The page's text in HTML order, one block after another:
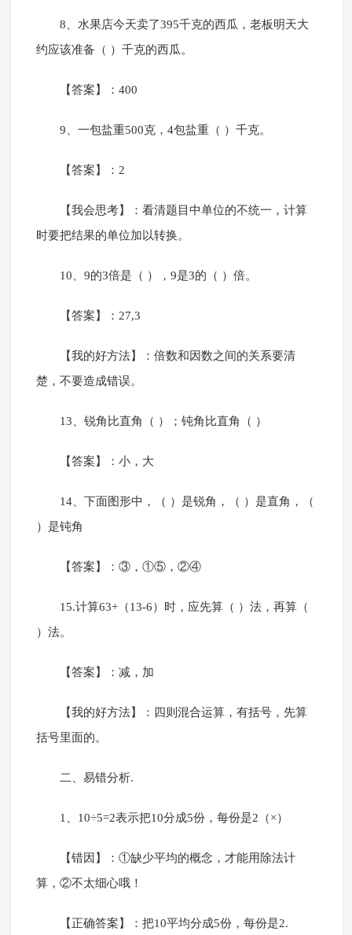
8、水果店今天卖了395千克的西瓜，老板明天大
约应该准备（ ）千克的西瓜。
【答案】：400
9、一包盐重500克，4包盐重（ ）千克。
【答案】：2
【我会思考】：看清题目中单位的不统一，计算
时要把结果的单位加以转换。
10、9的3倍是（ ），9是3的（ ）倍。
【答案】：27,3
【我的好方法】：倍数和因数之间的关系要清
楚，不要造成错误。
13、锐角比直角（ ）；钝角比直角（ ）
【答案】：小，大
14、下面图形中，（ ）是锐角，（ ）是直角，（
）是钝角
【答案】：③，①⑤，②④
15.计算63+（13-6）时，应先算（ ）法，再算（
）法。
【答案】：减，加
【我的好方法】：四则混合运算，有括号，先算
括号里面的。
二、易错分析.
1、10÷5=2表示把10分成5份，每份是2（×）
【错因】：①缺少平均的概念，才能用除法计
算，②不太细心哦！
【正确答案】：把10平均分成5份，每份是2.